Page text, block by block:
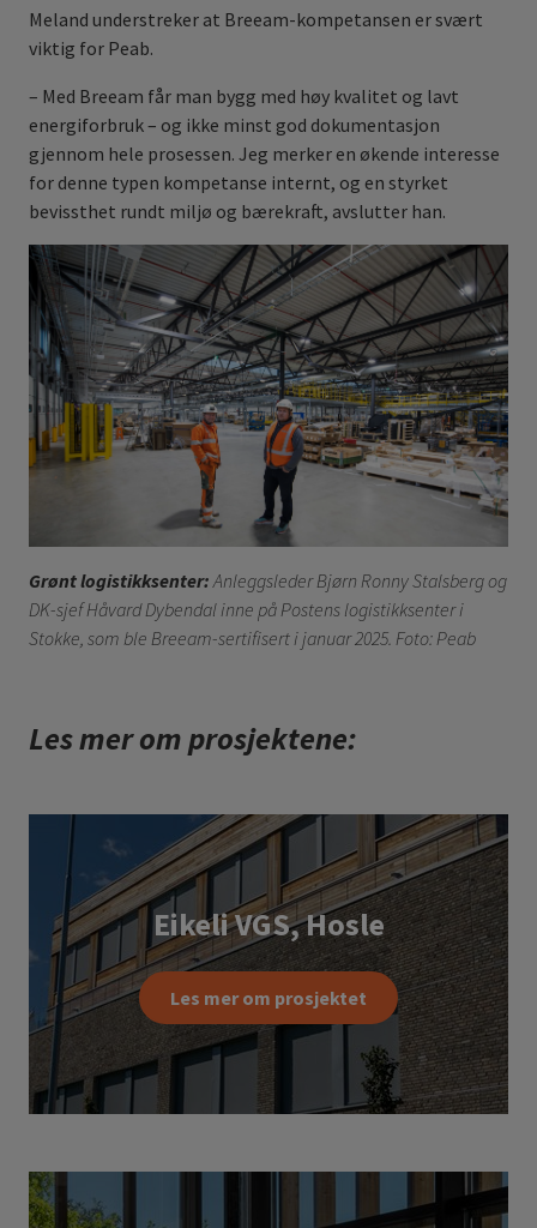
Meland understreker at Breeam-kompetansen er svært
viktig for Peab.
– Med Breeam får man bygg med høy kvalitet og lavt
energiforbruk – og ikke minst god dokumentasjon
gjennom hele prosessen. Jeg merker en økende interesse
for denne typen kompetanse internt, og en styrket
bevissthet rundt miljø og bærekraft, avslutter han.
Grønt logistikksenter:Anleggsleder Bjørn Ronny Stalsberg og
DK-sjef Håvard Dybendal inne på Postens logistikksenter i
Stokke, som ble Breeam-sertifisert i januar 2025. Foto: Peab
Les mer om prosjektene:
Eikeli VGS, Hosle
Les mer om prosjektet